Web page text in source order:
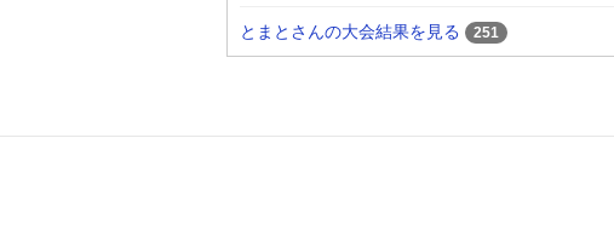
とまとさんの大会結果を見る 251